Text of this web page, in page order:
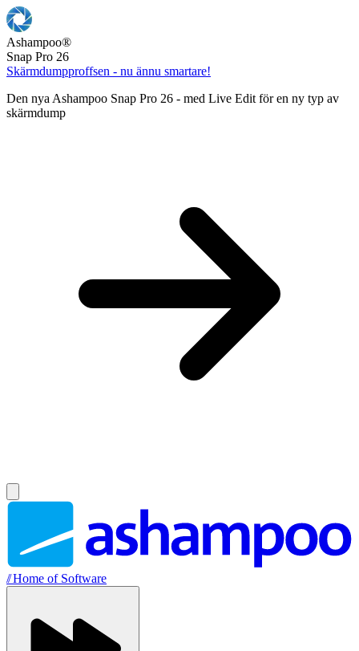
Ashampoo®
Snap Pro 26
Skärmdumpproffsen - nu ännu smartare!
Den nya Ashampoo Snap Pro 26 - med Live Edit för en ny typ av
skärmdump
//Home of Software